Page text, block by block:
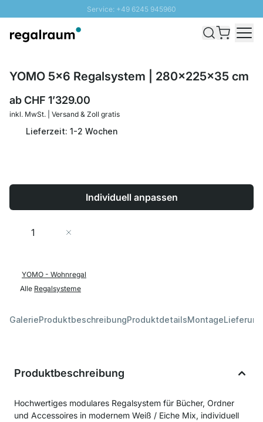
Service: +49 6245 945960
Versand & Zoll gratis ab 300 CHF
YOMO 5x6 Regalsystem | 280x225x35 cm
abCHF 1’329.00
inkl. MwSt. | Versand & Zoll gratis
Lieferzeit: 1-2 Wochen
Individuell anpassen
Menge
YOMO - Wohnregal
Alle Regalsysteme
GalerieProduktbeschreibungProduktdetailsMontage
Produktbeschreibung
Hochwertiges modulares Regalsystem für Bücher, Ordner
und Accessoires in modernem Weiß / Eiche Mix, individuell